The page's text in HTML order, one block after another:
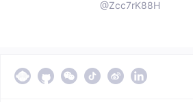
@Zcc7rK88H